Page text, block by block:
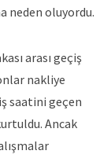
neden oluyordu.
arası geçiş
nakliye
saatini geçen
Ancak